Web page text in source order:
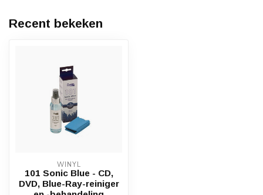
Recent bekeken
WINYL
101 Sonic Blue - CD,
DVD, Blue-Ray-reiniger